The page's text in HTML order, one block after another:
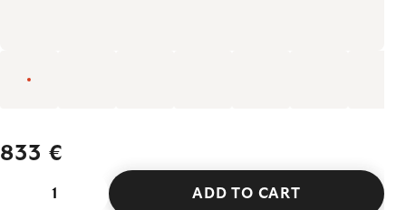
833 €
ADD TO CART